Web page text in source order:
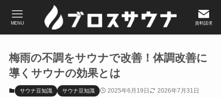
資料請求
MENU
梅雨の不調をサウナで改善！体調改善に
導くサウナの効果とは
サウナ豆知識 サウナ豆知識 2025年6月19日 2026年7月31日